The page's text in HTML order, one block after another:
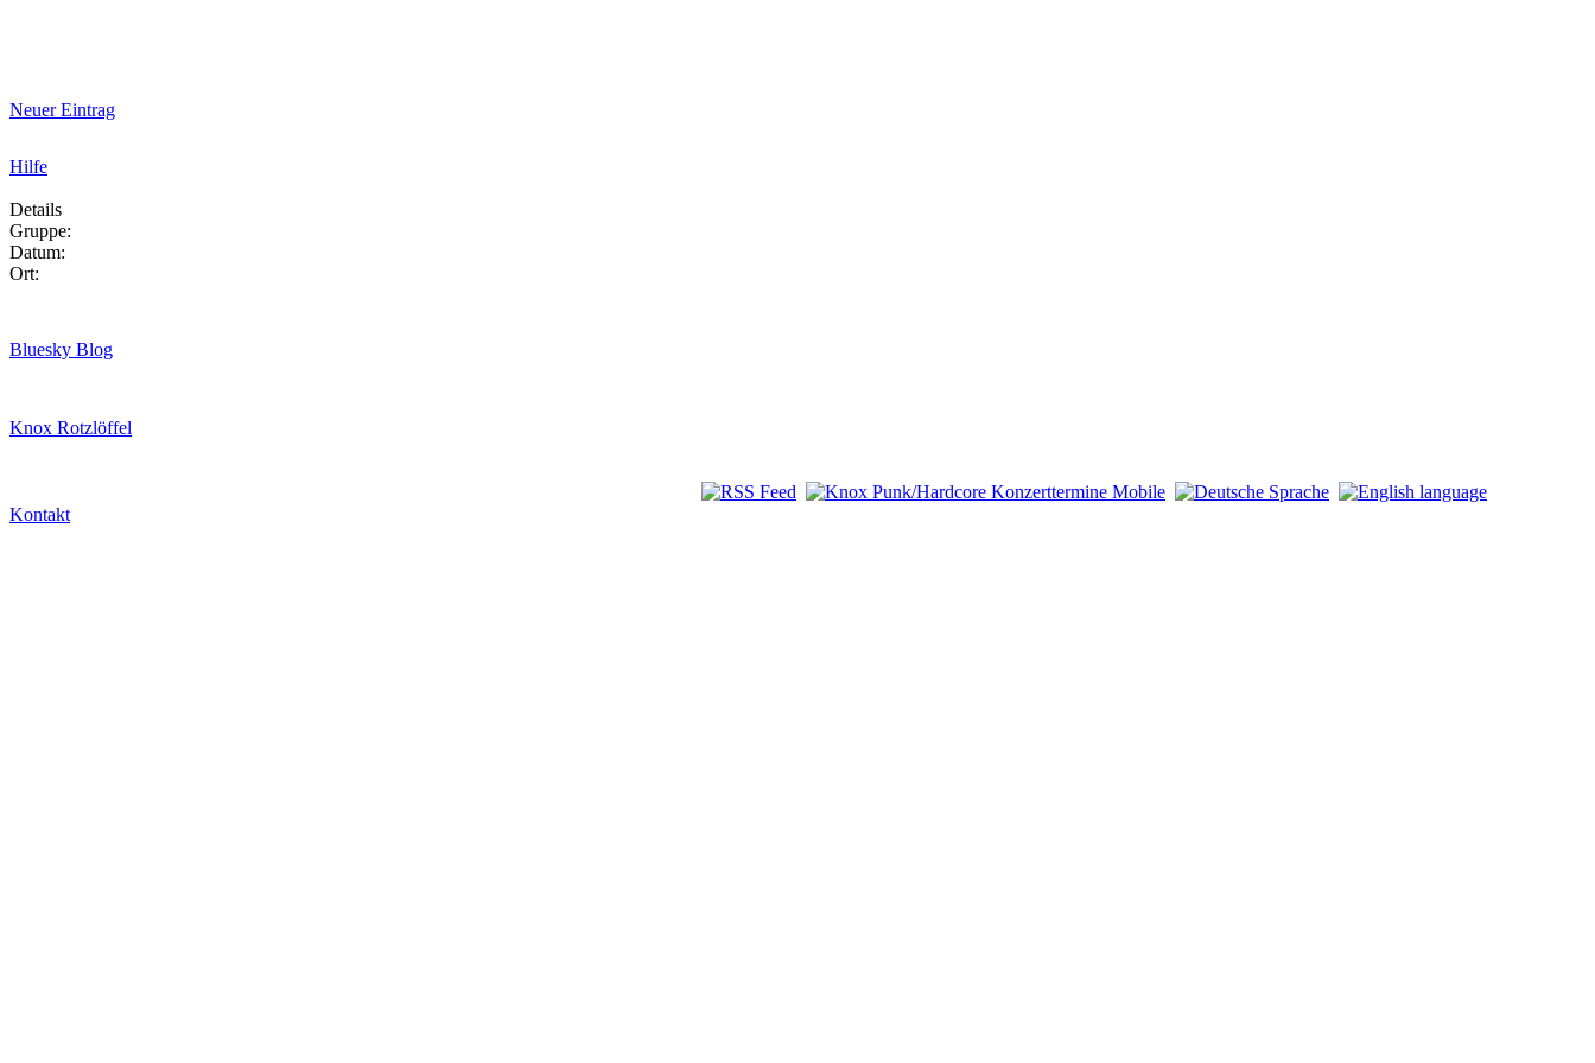
Neuer Eintrag
Hilfe
Details
Gruppe:
Datum:
Ort:
Bluesky Blog
Knox Rotzlöffel
Kontakt